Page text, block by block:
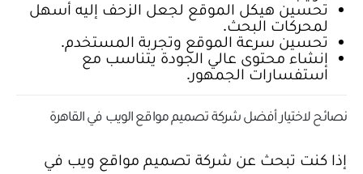
تحسين هيكل الموقع لجعل الزحف إليه أسهل
لمحركات البحث.
تحسين سرعة الموقع وتجربة المستخدم.
إنشاء محتوى عالي الجودة يتناسب مع
استفسارات الجمهور.
نصائح لاختيار أفضل شركة تصميم مواقع الويب في القاهرة
إذا كنت تبحث عن شركة تصميم مواقع ويب في